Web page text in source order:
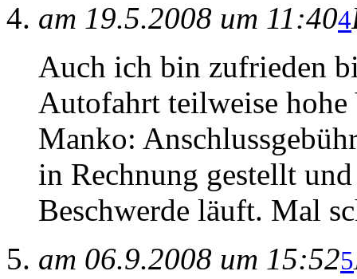
am 19.5.2008 um 11:404
Auch ich bin zufrieden
Autofahrt teilweise
Manko:
in Rechnung gestellt
Beschwerde läuft. Mal
am 06.9.2008 um 15:525